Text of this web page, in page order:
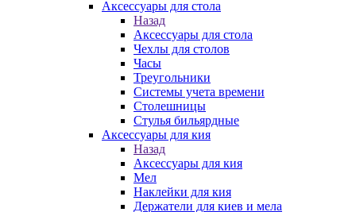
Аксессуары для стола
Назад
Аксессуары для стола
Чехлы для столов
Часы
Треугольники
Системы учета времени
Столешницы
Стулья бильярдные
Аксессуары для кия
Назад
Аксессуары для кия
Мел
Наклейки для кия
Держатели для киев и мела